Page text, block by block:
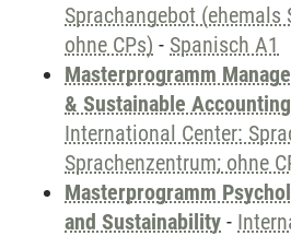
Sprachangebot (ehemals
ohne CPs) - Spanisch A1
Masterprogramm
& Sustainable
International Center:
Sprachenzentrum; ohne
Masterprogramm
and Sustainability -